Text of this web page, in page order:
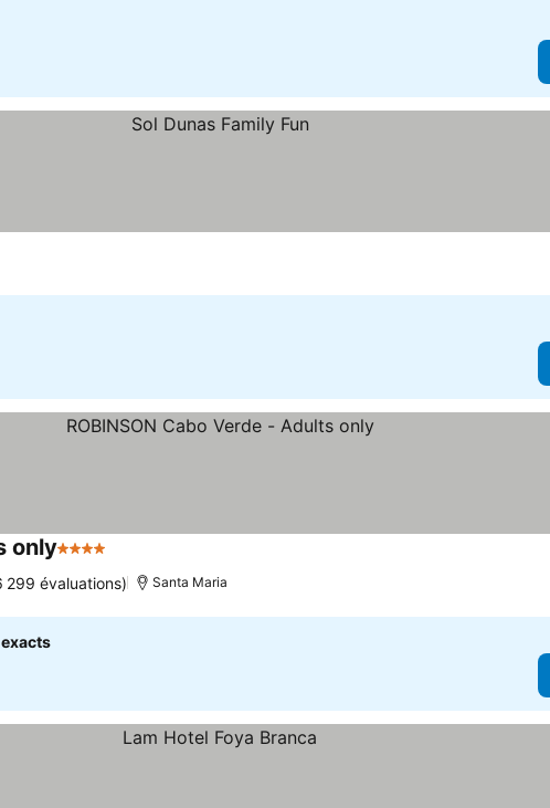
only4 Étoiles
299 évaluations) Santa Maria